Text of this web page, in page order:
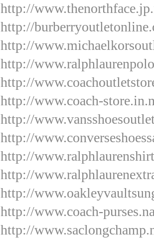
http://
http://
http://
http://
http://
http://www.coach-
http://
http://
http://
http://
http://
http://www.coach-
http://